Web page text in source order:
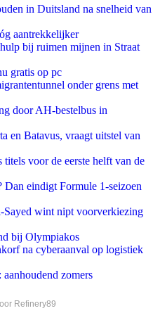
in Duitsland na snelheid van
aantrekkelijker
bij ruimen mijnen in Straat
gratis op pc
onder grens met
door AH-bestelbus in
en Batavus, vraagt uitstel van
voor de eerste helft van de
eindigt Formule 1-seizoen
Sayed wint nipt voorverkiezing
bij Olympiakos
na cyberaanval op logistiek
zomers
Refinery89